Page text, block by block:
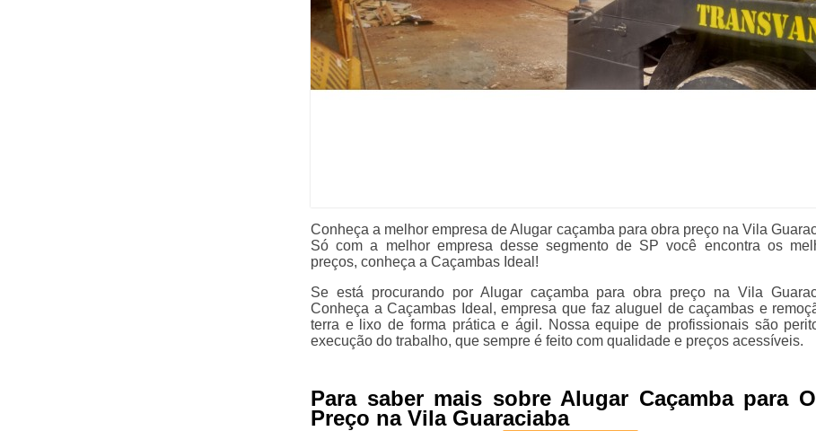
Conheça a melhor empresa de Alugar caçamba para obra preço na Vila
Só com a melhor empresa desse segmento de SP você encontra os
preços, conheça a Caçambas Ideal!
Se está procurando por Alugar caçamba para obra preço na Vila
Conheça a Caçambas Ideal, empresa que faz aluguel de caçambas e
terra e lixo de forma prática e ágil. Nossa equipe de profissionais são
execução do trabalho, que sempre é feito com qualidade e preços acessíveis.
Para saber mais sobre Alugar Caçamba para
Preço na Vila Guaraciaba